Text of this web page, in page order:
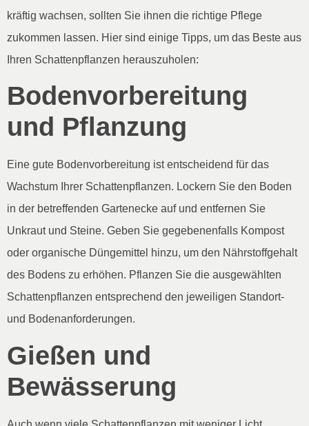
kräftig wachsen, sollten Sie ihnen die richtige Pflege
zukommen lassen. Hier sind einige Tipps, um das Beste aus
Ihren Schattenpflanzen herauszuholen:
Bodenvorbereitung
und Pflanzung
Eine gute Bodenvorbereitung ist entscheidend für das
Wachstum Ihrer Schattenpflanzen. Lockern Sie den Boden
in der betreffenden Gartenecke auf und entfernen Sie
Unkraut und Steine. Geben Sie gegebenenfalls Kompost
oder organische Düngemittel hinzu, um den Nährstoffgehalt
des Bodens zu erhöhen. Pflanzen Sie die ausgewählten
Schattenpflanzen entsprechend den jeweiligen Standort-
und Bodenanforderungen.
Gießen und
Bewässerung